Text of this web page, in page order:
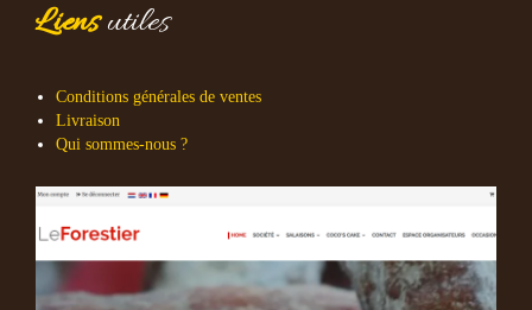
Liensutiles
Conditions générales de ventes
Livraison
Qui sommes-nous ?